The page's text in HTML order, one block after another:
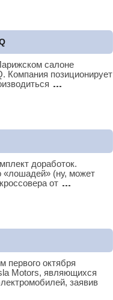
салоне
Компания позиционирует
доработок.
«лошадей» (ну, может
от
первого октября
Motors, являющихся
заявив